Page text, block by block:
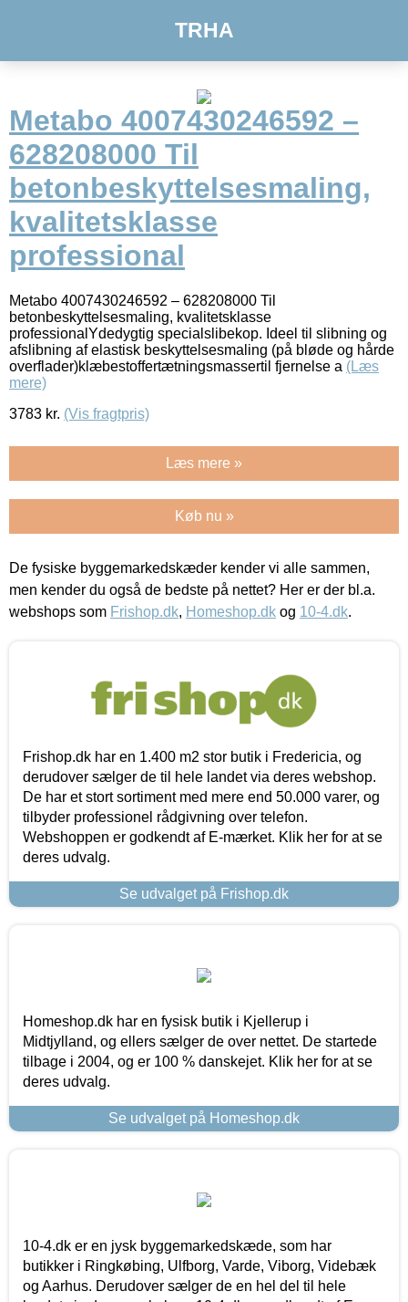
TRHA
Metabo 4007430246592 –
628208000 Til
betonbeskyttelsesmaling,
kvalitetsklasse
professional
Metabo 4007430246592 – 628208000 Til
betonbeskyttelsesmaling, kvalitetsklasse
professionalYdedygtig specialslibekop. Ideel til slibning og
afslibning af elastisk beskyttelsesmaling (på bløde og hårde
overflader)klæbestoffertætningsmassertil fjernelse a (Læs
mere)
3783 kr. (Vis fragtpris)
Læs mere »
Køb nu »
De fysiske byggemarkedskæder kender vi alle sammen,
men kender du også de bedste på nettet? Her er der bl.a.
webshops som Frishop.dk, Homeshop.dk og 10-4.dk.
Frishop.dk har en 1.400 m2 stor butik i Fredericia, og
derudover sælger de til hele landet via deres webshop.
De har et stort sortiment med mere end 50.000 varer, og
tilbyder professionel rådgivning over telefon.
Webshoppen er godkendt af E-mærket. Klik her for at se
deres udvalg.
Se udvalget på Frishop.dk
Homeshop.dk har en fysisk butik i Kjellerup i
Midtjylland, og ellers sælger de over nettet. De startede
tilbage i 2004, og er 100 % danskejet. Klik her for at se
deres udvalg.
Se udvalget på Homeshop.dk
10-4.dk er en jysk byggemarkedskæde, som har
butikker i Ringkøbing, Ulfborg, Varde, Viborg, Videbæk
og Aarhus. Derudover sælger de en hel del til hele